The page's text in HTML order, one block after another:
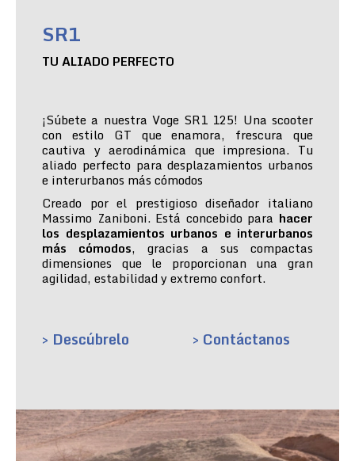
SR1
TU ALIADO PERFECTO
¡Súbete a nuestra Voge SR1 125! Una scooter
con estilo GT que enamora, frescura que
cautiva y aerodinámica que impresiona. Tu
aliado perfecto para desplazamientos urbanos
e interurbanos más cómodos
Creado por el prestigioso diseñador italiano
Massimo Zaniboni. Está concebido para hacer
los desplazamientos urbanos e interurbanos
más cómodos, gracias a sus compactas
dimensiones que le proporcionan una gran
agilidad, estabilidad y extremo confort.
> Descúbrelo > Contáctanos